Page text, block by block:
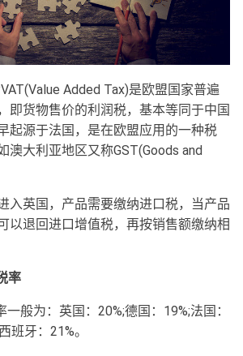
Added Tax)是欧盟国家普遍
即货物售价的利润税，基本等同于中国
起源于法国，是在欧盟应用的一种税
澳大利亚地区又称GST(Goods and
入英国，产品需要缴纳进口税，当产品
以退回进口增值税，再按销售额缴纳相
率
般为：英国：20%;德国：19%;法国：
班牙：21%。